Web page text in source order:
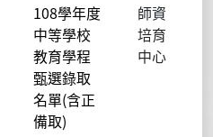
108學年度
中等學校
教育學程
甄選錄取
名單(含正
備取)
師資
培育
中心